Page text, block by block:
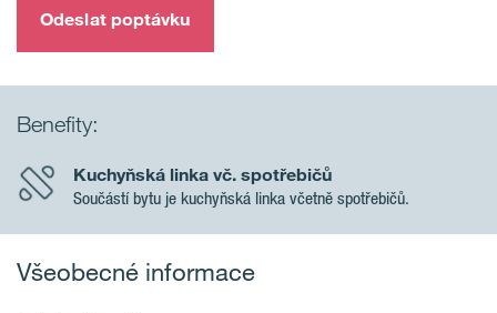
Odeslat poptávku
Benefity:
Kuchyňská linka vč. spotřebičů
Součástí bytu je kuchyňská linka včetně spotřebičů.
Všeobecné informace